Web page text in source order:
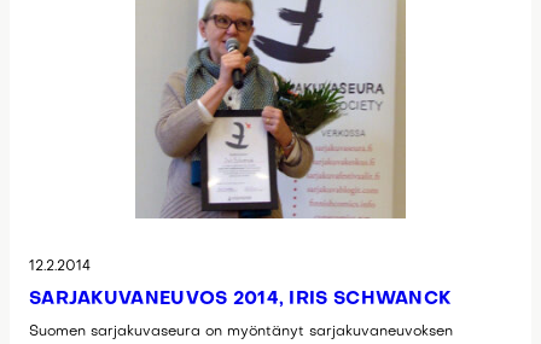
12.2.2014
SARJAKUVANEUVOS 2014, IRIS SCHWANCK
Suomen sarjakuvaseura on myöntänyt sarjakuvaneuvoksen